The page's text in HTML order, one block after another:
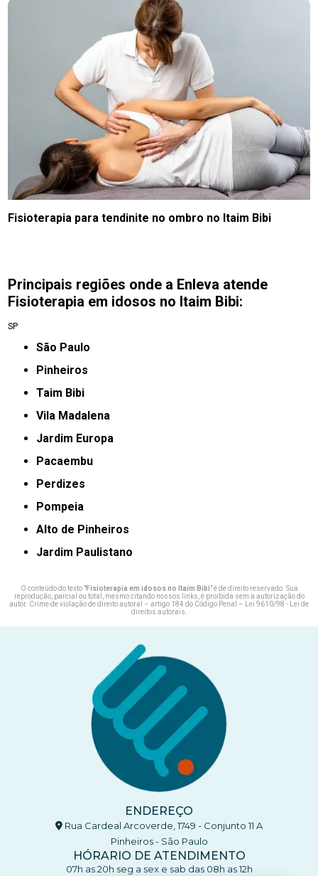
Fisioterapia para tendinite no ombro no Itaim Bibi
Principais regiões onde a Enleva atende
Fisioterapia em idosos no Itaim Bibi:
SP
São Paulo
Pinheiros
taim Bibi
Vila Madalena
jardim Europa
Pacaembu
Perdizes
Pompeia
Alto de Pinheiros
Jardim Paulistano
O conteúdo do texto "Fisioterapia em idosos no Itaim Bibi" é de direito reservado. Sua
reprodução, parcial ou total, mesmo citando nossos links, é proibida sem a autorização do
autor. Crime de violação de direito autoral – artigo 184 do Código Penal –
Lei 9610/98 - Lei de
direitos autorais
ENDEREÇO
Rua Cardeal Arcoverde, 1749 - Conjunto 11 A
Pinheiros - São Paulo
HÓRARIO DE ATENDIMENTO
07h as 20h seg a sex e sab das 08h as 12h